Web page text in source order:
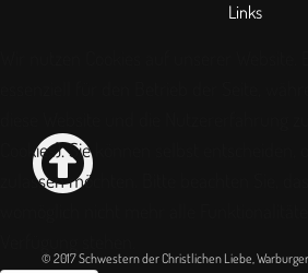
Links
© 2017 Schwestern der Christlichen Liebe,
Cookies). Sie können selbst entscheiden,
zulassen möchten. Bitte beachten Sie,